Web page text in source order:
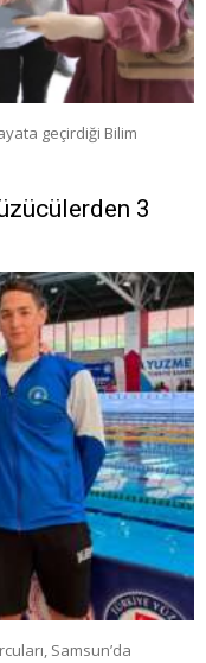
geçirdiği Bilim
3
Samsun’da